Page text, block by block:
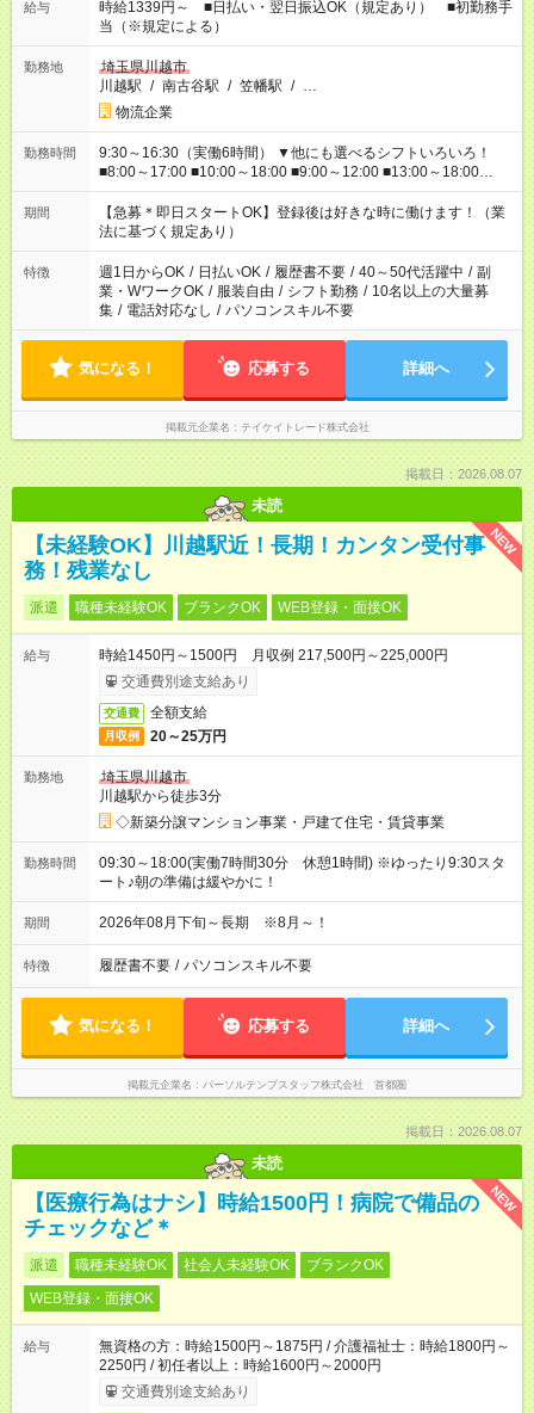
給与
時給1339円～ ■日払い・翌日振込OK（規定あり） ■初勤務手
当（※規定による）
勤務地
埼玉県川越市
川越駅 / 南古谷駅 / 笠幡駅 / …
物流企業
勤務時間
9:30～16:30（実働6時間） ▼他にも選べるシフトいろいろ！
■8:00～17:00 ■10:00～18:00 ■9:00～12:00 ■13:00～18:00
■13:00～21:00 ■22:00～翌6:00 など あなたの希望を教えてく
ださい！
期間
【急募＊即日スタートOK】登録後は好きな時に働けます！（業
法に基づく規定あり）
特徴 週1日からOK / 日払いOK / 履歴書不要 / 40～50代活躍中 / 副
業・WワークOK / 服装自由 / シフト勤務 / 10名以上の大量募
集 / 電話対応なし / パソコンスキル不要
気になる！ 応募する 詳細へ
掲載元企業名 テイケイトレード株式会社
掲載日：2026.08.07
未読
NEW
【未経験OK】川越駅近！長期！カンタン受付事
務！残業なし
派遣 職種未経験OK ブランクOK WEB登録・面接OK
給与
時給1450円～1500円 月収例 217,500円～225,000円
交通費別途支給あり
交通費 全額支給
月収例 20～25万円
勤務地
埼玉県川越市
川越駅から徒歩3分
◇新築分譲マンション事業・戸建て住宅・賃貸事業
勤務時間
09:30～18:00(実働7時間30分 休憩1時間) ※ゆったり9:30スタ
ート♪朝の準備は緩やかに！
期間 2026年08月下旬～長期 ※8月～！
特徴 履歴書不要 / パソコンスキル不要
気になる！ 応募する 詳細へ
掲載元企業名 パーソルテンプスタッフ株式会社 首都圏
掲載日：2026.08.07
未読
NEW
【医療行為はナシ】時給1500円！病院で備品の
チェックなど＊
派遣 職種未経験OK 社会人未経験OK
ブランクOK
WEB登録・面接OK
給与
無資格の方：時給1500円～1875円 / 介護福祉士：時給1800円～
2250円 / 初任者以上：時給1600円～2000円
交通費別途支給あり